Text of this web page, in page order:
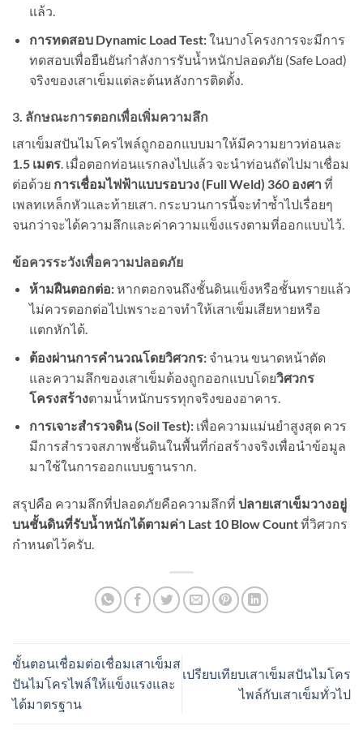
แล้ว.
การทดสอบ Dynamic Load Test:ในบางโครงการจะมีการ
ทดสอบเพื่อยืนยันกำลังการรับน้ำหนักปลอดภัย (Safe Load)
จริงของเสาเข็มแต่ละต้นหลังการติดตั้ง.
3. ลักษณะการตอกเพื่อเพิ่มความลึก
เสาเข็มสปันไมโครไพล์ถูกออกแบบมาให้มีความยาวท่อนละ
1.5 เมตร. เมื่อตอกท่อนแรกลงไปแล้ว จะนำท่อนถัดไปมาเชื่อม
ต่อด้วย การเชื่อมไฟฟ้าแบบรอบวง (Full Weld) 360 องศา ที่
เพลทเหล็กหัวและท้ายเสา. กระบวนการนี้จะทำซ้ำไปเรื่อยๆ
จนกว่าจะได้ความลึกและค่าความแข็งแรงตามที่ออกแบบไว้.
ข้อควรระวังเพื่อความปลอดภัย
ห้ามฝืนตอกต่อ:หากตอกจนถึงชั้นดินแข็งหรือชั้นทรายแล้ว
ไม่ควรตอกต่อไปเพราะอาจทำให้เสาเข็มเสียหายหรือ
แตกหักได้.
ต้องผ่านการคำนวณโดยวิศวกร:จำนวน ขนาดหน้าตัด
และความลึกของเสาเข็มต้องถูกออกแบบโดยวิศวกร
โครงสร้างตามน้ำหนักบรรทุกจริงของอาคาร.
การเจาะสำรวจดิน (Soil Test):เพื่อความแม่นยำสูงสุด ควร
มีการสำรวจสภาพชั้นดินในพื้นที่ก่อสร้างจริงเพื่อนำข้อมูล
มาใช้ในการออกแบบฐานราก.
สรุปคือ ความลึกที่ปลอดภัยคือความลึกที่ ปลายเสาเข็มวางอยู่
บนชั้นดินที่รับน้ำหนักได้ตามค่า Last 10 Blow Countที่วิศวกร
กำหนดไว้ครับ.
ขั้นตอนเชื่อมต่อเชื่อมเสาเข็มส
ปันไมโครไพล์ให้แข็งแรงและ
ได้มาตรฐาน
เปรียบเทียบเสาเข็มสปันไมโคร
ไพล์กับเสาเข็มทั่วไป